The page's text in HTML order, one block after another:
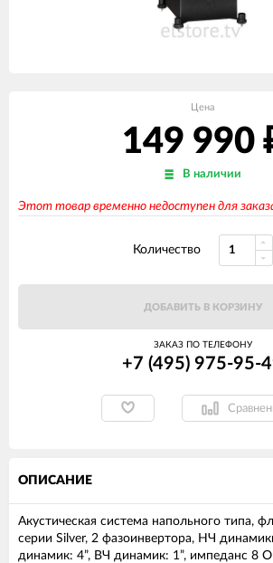
Цена
149 990
В наличии
Этот товар временно недоступен для
Количество
ДОБАВИТЬ В КОРЗИНУ
ЗАКАЗ ПО ТЕЛЕФОНУ
+7 (495) 975-95-
ОПИСАНИЕ
Акустическая система напольного типа,
серии Silver, 2 фазоинвертора, НЧ
динамик: 4”, ВЧ динамик: 1”, импеданс 8